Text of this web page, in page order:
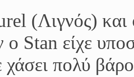
(Λιγνός)
Stan είχε
χάσει πολύ